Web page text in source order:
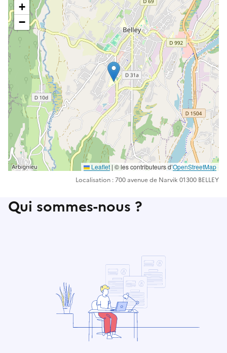
+
−
Leaflet | ©️️ les contributeurs d’OpenStreetMap
Localisation : 700 avenue de Narvik 01300 BELLEY
Qui sommes-nous ?